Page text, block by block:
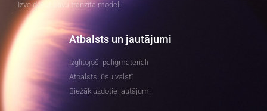
Izveidojiet savu tranzīta modeli
Atbalsts un jautājumi
Izglītojoši palīgmateriāli
Atbalsts jūsu valstī
Biežāk uzdotie jautājumi